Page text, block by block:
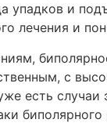
упадков и
лечения и
с
есть случаи
биполярного